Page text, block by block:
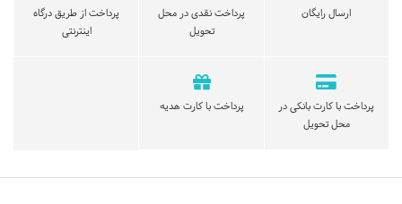
ارسال رایگان
پرداخت نقدی در محل
تحویل
پرداخت از طریق درگاه
اینترنتی
پرداخت با کارت بانکی در
محل تحویل
پرداخت با کارت هدیه